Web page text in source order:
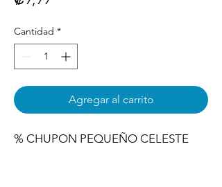
Cantidad *
Agregar al carrito
% CHUPON PEQUEÑO CELESTE